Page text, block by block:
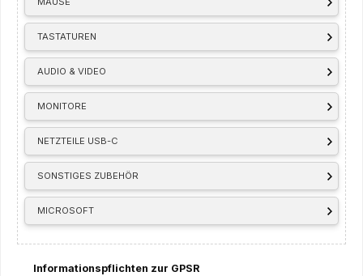
TASTATUREN
AUDIO & VIDEO
MONITORE
NETZTEILE USB-C
SONSTIGES ZUBEHÖR
MICROSOFT
Informationspflichten zur GPSR